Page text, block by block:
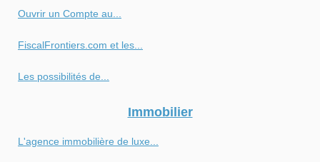
Ouvrir un Compte au...
FiscalFrontiers.com et les...
Les possibilités de...
Immobilier
L'agence immobilière de luxe...